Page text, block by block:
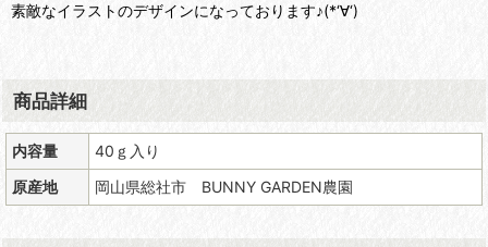
素敵なイラストのデザインになっております♪(*‘∀‘)
商品詳細
内容量
40ｇ入り
原産地
岡山県総社市 BUNNY GARDEN農園